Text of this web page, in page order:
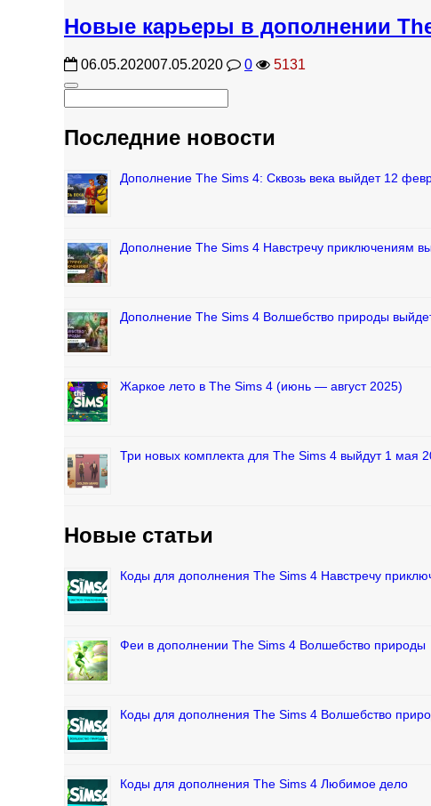
Новые карьеры в дополнении
06.05.202007.05.2020 0 5131
Последние новости
Дополнение The Sims 4: Сквозь века выйдет 12
Дополнение The Sims 4 Навстречу приключениям
Дополнение The Sims 4 Волшебство природы
Жаркое лето в The Sims 4 (июнь — август 2025)
Три новых комплекта для The Sims 4 выйдут 1 мая
Новые статьи
Коды для дополнения The Sims 4 Навстречу
Феи в дополнении The Sims 4 Волшебство природы
Коды для дополнения The Sims 4 Волшебство
Коды для дополнения The Sims 4 Любимое дело